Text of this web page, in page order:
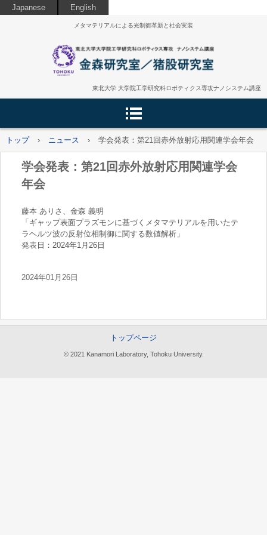
Japanese English
メタマテリアルによる光制御革新と社会実装
東北大学 大学院工学研究科ロボティクス専攻ナノシステム講座
トップ › ニュース › 学会発表：第21回赤外放射応用関連学会年会
学会発表：第21回赤外放射応用関連学会
年会
藤本 ありさ、金森 義明
「ギャップ表面プラズモンに基づくメタマテリアルを用いたテ
ラヘルツ波の反射位相制御に関する数値解析」
発表日：2024年1月26日
2024年01月26日
トップページ
© 2021 Kanamori Laboratory, Tohoku University.